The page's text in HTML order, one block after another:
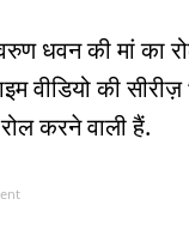
धवन की मां का
वीडियो की
रोल करने वाली हैं.